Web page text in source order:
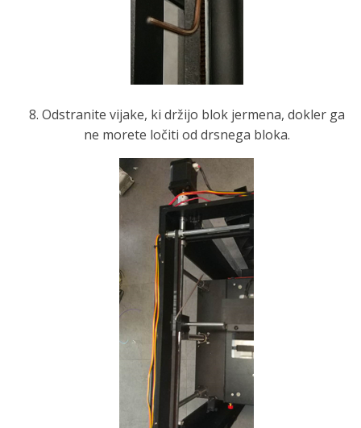
8. Odstranite vijake, ki držijo blok jermena, dokler ga
ne morete ločiti od drsnega bloka.